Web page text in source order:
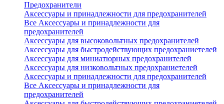
Предохранители
Аксессуары и принадлежности для предохранителей
Все Аксессуары и принадлежности для
предохранителей
Аксессуары для высоковольтных предохранителей
Аксессуары для быстродействующих предохраниетелей
Аксессуары для миниатюрных предохранителей
Аксессуары для низковольтных предохраниетелей
Аксессуары и принадлежности для предохранителей
Все Аксессуары и принадлежности для
предохранителей